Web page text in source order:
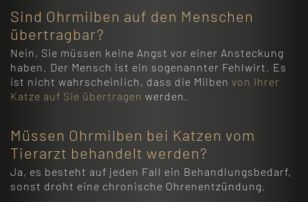
Sind Ohrmilben auf den Menschen
übertragbar?
Nein, Sie müssen keine Angst vor einer Ansteckung
haben. Der Mensch ist ein sogenannter Fehlwirt. Es
ist nicht wahrscheinlich, dass die Milben von Ihrer
Katze auf Sie übertragen werden.
Müssen Ohrmilben bei Katzen vom
Tierarzt behandelt werden?
Ja, es besteht auf jeden Fall ein Behandlungsbedarf,
sonst droht eine chronische Ohrenentzündung.